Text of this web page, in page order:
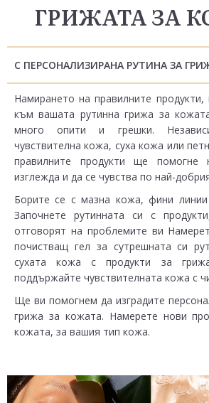
ГРИЖАТА ЗА
С ПЕРСОНАЛИЗИРАНА РУТИНА ЗА
Намирането на правилните
към вашата рутинна грижа за
много опити и грешки.
чувствителна кожа, суха кожа или
правилните продукти ще
изглежда и да се чувства по най-
Борите се с мазна кожа, фини
Започнете рутинната си с
отговорят на проблемите ви
почистващ гел за сутрешната си
сухата кожа с продукти за
поддържайте чувствителната кожа с
Ще ви помогнем да изградите
грижа за кожата. Намерете нови
кожата, за вашия тип кожа.